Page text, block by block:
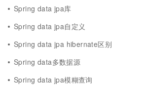
Spring data jpa库
Spring data jpa自定义
Spring data jpa hibernate区别
Spring data多数据源
Spring data jpa模糊查询